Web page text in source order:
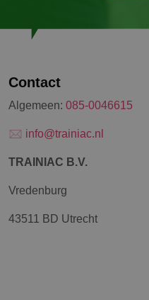
Contact
Algemeen: 085-0046615
info@trainiac.nl
TRAINIAC B.V.
Vredenburg
43511 BD Utrecht